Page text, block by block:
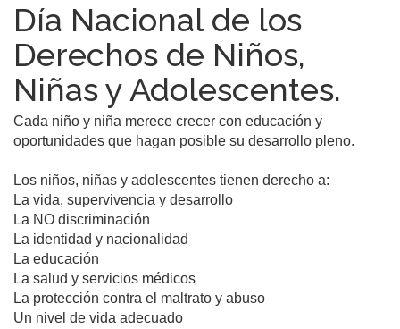
Día Nacional de los
Derechos de Niños,
Niñas y Adolescentes.
Cada niño y niña merece crecer con educación y
oportunidades que hagan posible su desarrollo pleno.
Los niños, niñas y adolescentes tienen derecho a:
La vida, supervivencia y desarrollo
La NO discriminación
La identidad y nacionalidad
La educación
La salud y servicios médicos
La protección contra el maltrato y abuso
Un nivel de vida adecuado